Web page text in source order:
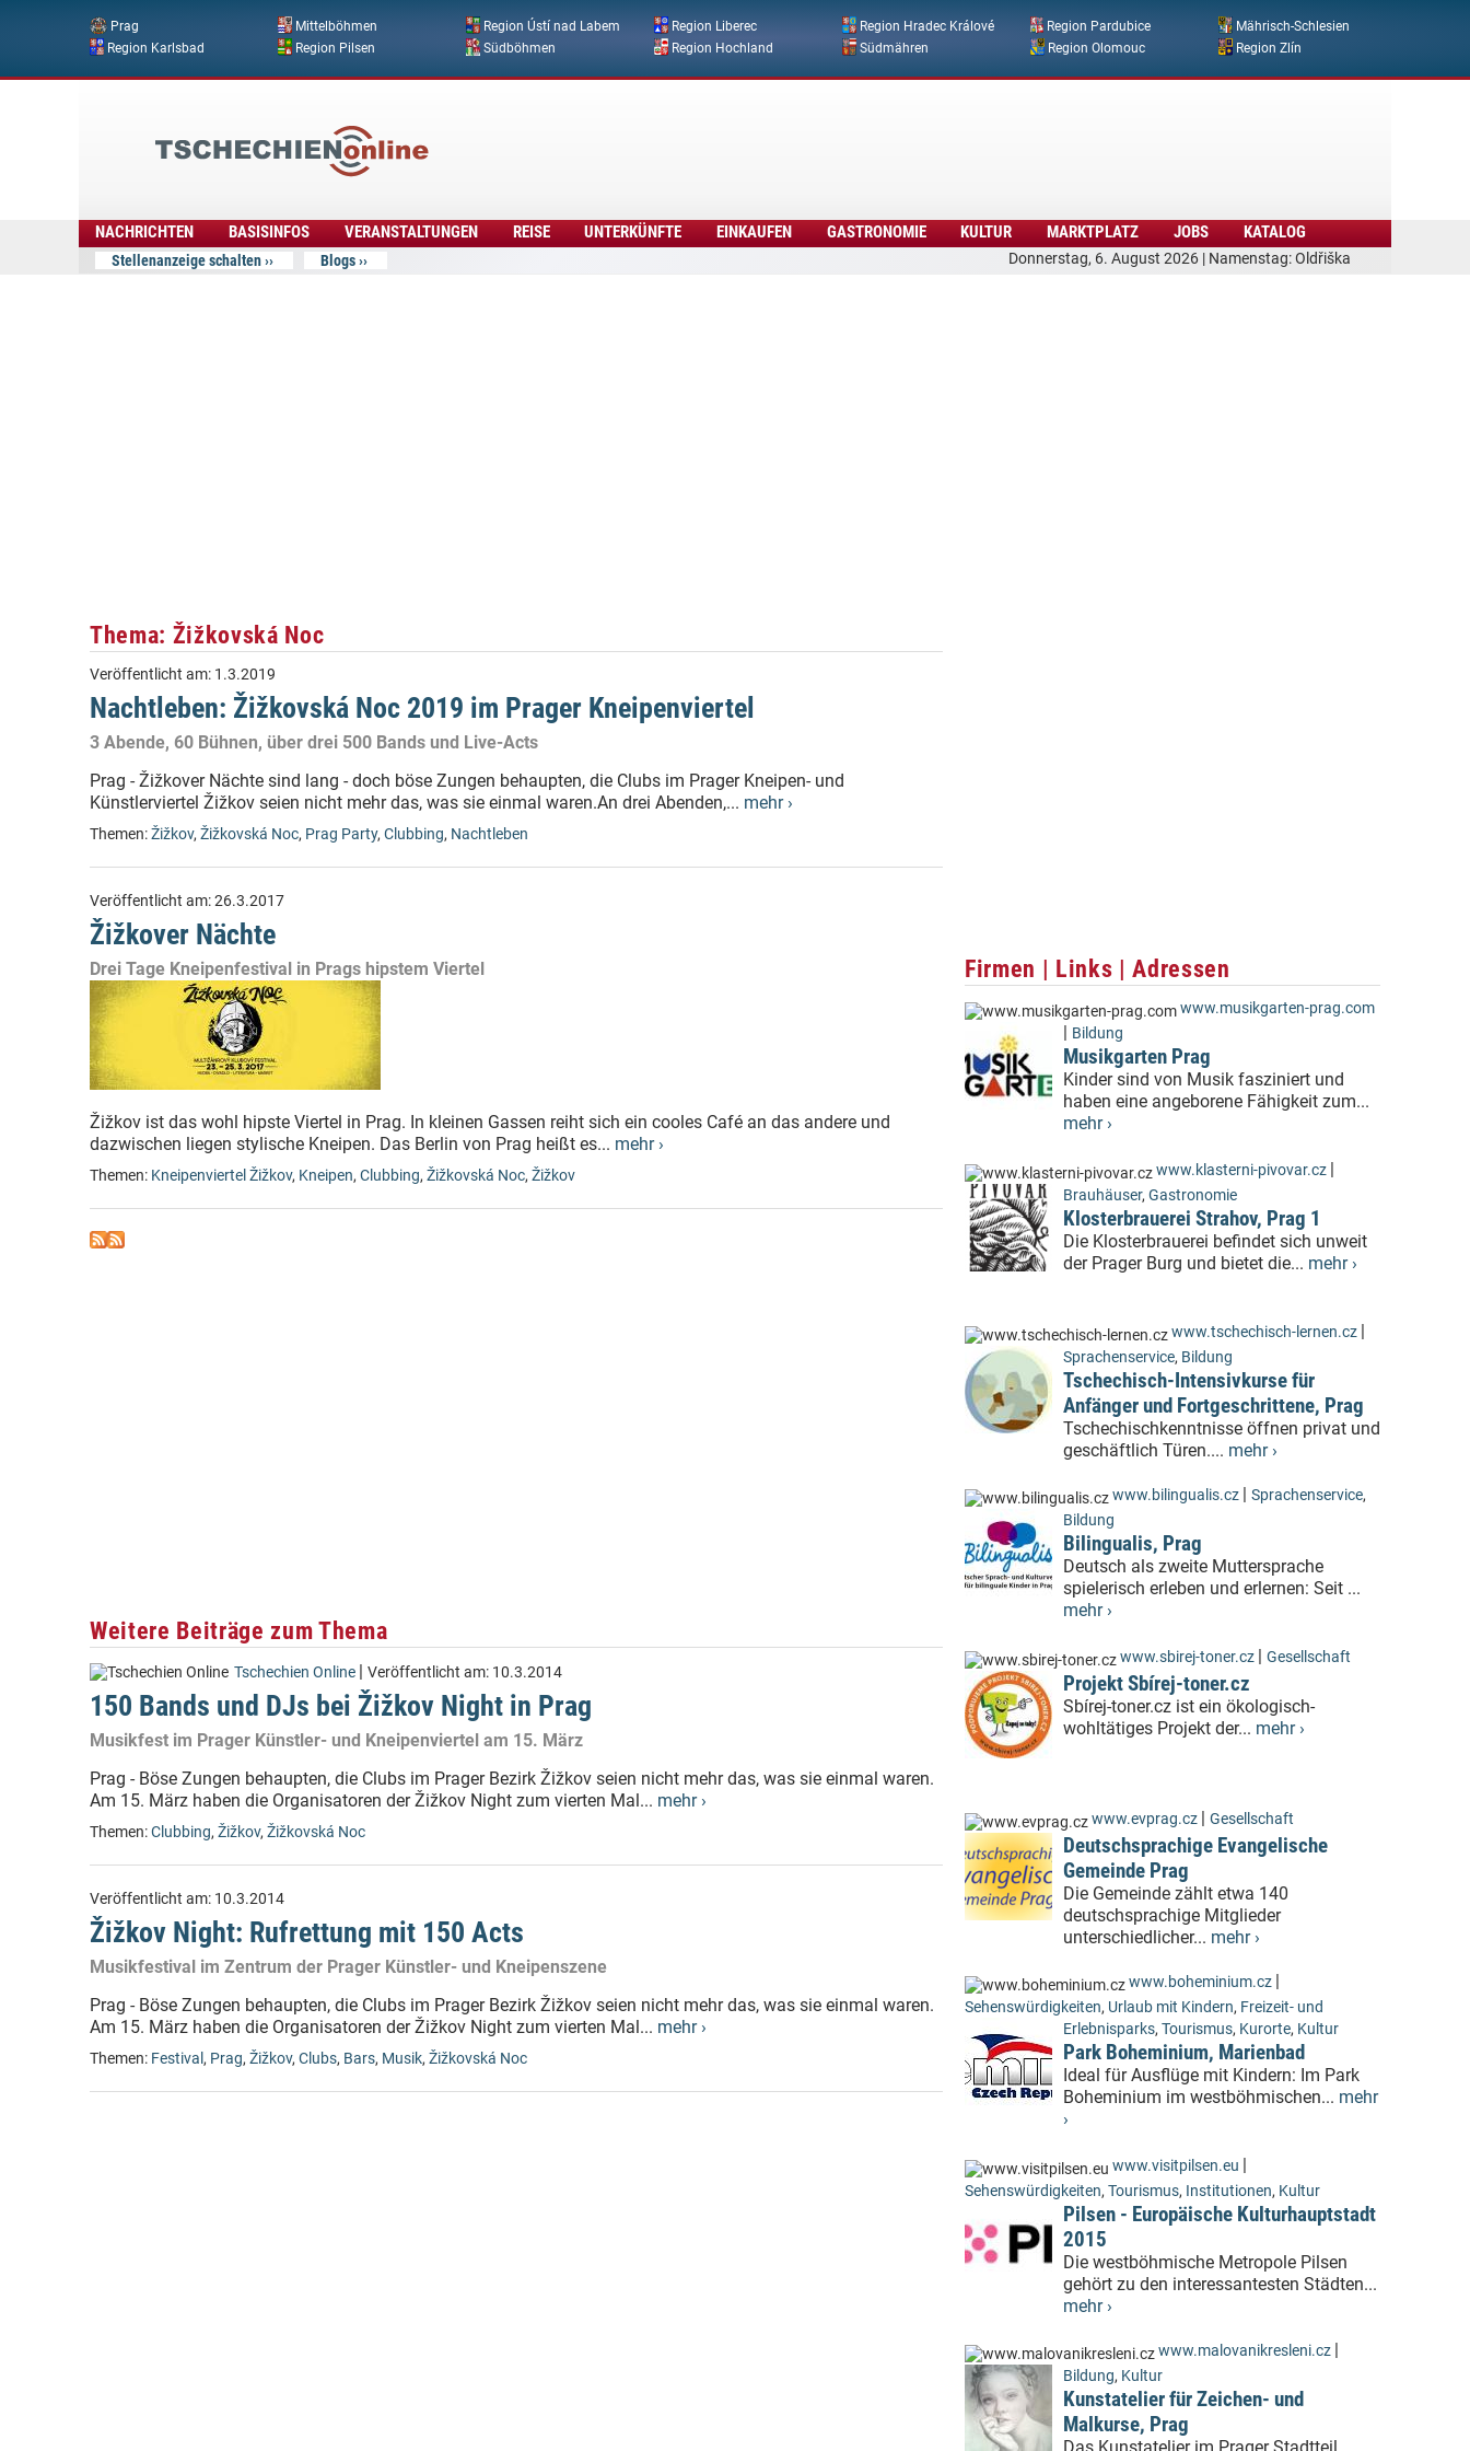
Direkt zum Inhalt
Prag Mittelböhmen Region Ústí nad Labem Region Liberec Region Hradec Králové Region Pardubice
Mährisch-Schlesien
Region Karlsbad
Region Pilsen Südböhmen Region Hochland Südmähren Region Olomouc Region Zlín
Donnerstag, 6. August 2026 | Namenstag: Oldřiška
Online
NACHRICHTEN BASISINFOS VERANSTALTUNGEN REISE UNTERKÜNFTE EINKAUFEN GASTRONOMIE KULTUR MARKTPLATZ JOBS KATALOG
Stellenanzeige schalten Blogs
Thema: Žižkovská Noc
Veröffentlicht am: 1.3.2019
Nachtleben: Žižkovská Noc 2019 im Prager Kneipenviertel
3 Abende, 60 Bühnen, über drei 500 Bands und Live-Acts
Prag - Žižkover Nächte sind lang - doch böse Zungen behaupten, die Clubs im Prager Kneipen- und
Künstlerviertel Žižkov seien nicht mehr das, was sie einmal waren.An drei Abenden,... mehr ›
Themen:Žižkov, Žižkovská Noc, Prag Party, Clubbing, Nachtleben
Veröffentlicht am:26.3.2017
Žižkover Nächte
Drei Tage Kneipenfestival in Prags hipstem Viertel
Žižkov ist das wohl hipste Viertel in Prag. In kleinen Gassen reiht sich ein cooles Café an das andere und
dazwischen liegen stylische Kneipen. Das Berlin von Prag heißt es... mehr ›
Themen: Kneipenviertel Žižkov, Kneipen, Clubbing, Žižkovská Noc, Žižkov
Weitere Beiträge zum Thema
Tschechien Online | Veröffentlicht am: 10.3.2014
150 Bands und DJs bei Žižkov Night in Prag
Musikfest im Prager Künstler- und Kneipenviertel am 15. März
Prag - Böse Zungen behaupten, die Clubs im Prager Bezirk Žižkov seien nicht mehr das, was sie einmal waren.
Am 15. März haben die Organisatoren der Žižkov Night zum vierten Mal... mehr ›
Themen:Clubbing, Žižkov, Žižkovská Noc
Veröffentlicht am: 10.3.2014
Žižkov Night: Rufrettung mit 150 Acts
Musikfestival im Zentrum der Prager Künstler- und Kneipenszene
Prag - Böse Zungen behaupten, die Clubs im Prager Bezirk Žižkov seien nicht mehr das, was sie einmal waren.
Am 15. März haben die Organisatoren der Žižkov Night zum vierten Mal... mehr ›
Themen: Festival , Prag, Žižkov, Clubs, Bars, Musik, Žižkovská Noc
Firmen | Links | Adressen
www.musikgarten-prag.com
| Bildung
Musikgarten Prag
Kinder sind von Musik fasziniert und
haben eine angeborene Fähigkeit zum...
mehr ›
www.klasterni-pivovar.cz |
Brauhäuser, Gastronomie
Klosterbrauerei Strahov, Prag 1
Die Klosterbrauerei befindet sich unweit
der Prager Burg und bietet die... mehr ›
www.tschechisch-lernen.cz |
Sprachenservice, Bildung
Tschechisch-Intensivkurse für
Anfänger und Fortgeschrittene, Prag
Tschechischkenntnisse öffnen privat und
geschäftlich Türen.... mehr ›
www.bilingualis.cz | Sprachenservice,
Bildung
Bilingualis, Prag
Deutsch als zweite Muttersprache
spielerisch erleben und erlernen: Seit ...
mehr ›
www.sbirej-toner.cz | Gesellschaft
Projekt Sbírej-toner.cz
Sbírej-toner.cz ist ein ökologisch-
wohltätiges Projekt der... mehr ›
www.evprag.cz | Gesellschaft
Deutschsprachige Evangelische
Gemeinde Prag
Die Gemeinde zählt etwa 140
deutschsprachige Mitglieder
unterschiedlicher... mehr ›
www.boheminium.cz |
Sehenswürdigkeiten, Urlaub mit Kindern, Freizeit- und
Erlebnisparks, Tourismus, Kurorte, Kultur
Park Boheminium, Marienbad
Ideal für Ausflüge mit Kindern: Im Park
Boheminium im westböhmischen... mehr
›
www.visitpilsen.eu |
Sehenswürdigkeiten, Tourismus, Institutionen, Kultur
Pilsen - Europäische Kulturhauptstadt
2015
Die westböhmische Metropole Pilsen
gehört zu den interessantesten Städten...
mehr ›
www.malovanikresleni.cz |
Bildung, Kultur
Kunstatelier für Zeichen- und
Malkurse, Prag